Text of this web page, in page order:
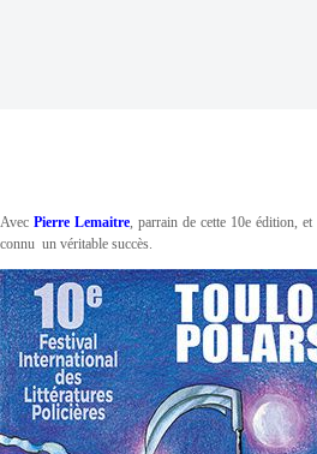
AvecPierre Lemaitre, parrain de cette 10e édition, et
connu un véritable succès.